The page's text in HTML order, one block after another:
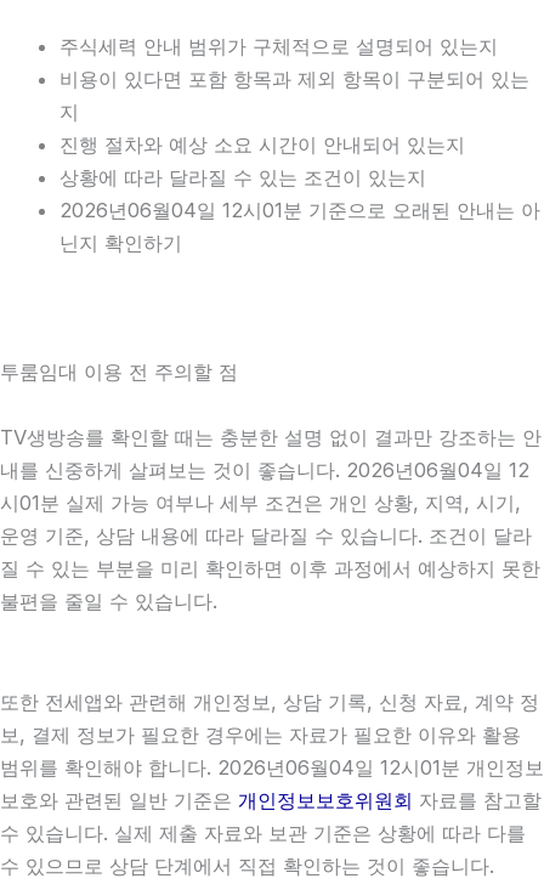
주식세력 안내 범위가 구체적으로 설명되어 있는지
비용이 있다면 포함 항목과 제외 항목이 구분되어 있는
지
진행 절차와 예상 소요 시간이 안내되어 있는지
상황에 따라 달라질 수 있는 조건이 있는지
2026년06월04일 12시01분 기준으로 오래된 안내는 아
닌지 확인하기
투룸임대 이용 전 주의할 점
TV생방송를 확인할 때는 충분한 설명 없이 결과만 강조하는 안
내를 신중하게 살펴보는 것이 좋습니다. 2026년06월04일 12
시01분 실제 가능 여부나 세부 조건은 개인 상황, 지역, 시기,
운영 기준, 상담 내용에 따라 달라질 수 있습니다. 조건이 달라
질 수 있는 부분을 미리 확인하면 이후 과정에서 예상하지 못한
불편을 줄일 수 있습니다.
또한 전세앱와 관련해 개인정보, 상담 기록, 신청 자료, 계약 정
보, 결제 정보가 필요한 경우에는 자료가 필요한 이유와 활용
범위를 확인해야 합니다. 2026년06월04일 12시01분 개인정보
보호와 관련된 일반 기준은 개인정보보호위원회 자료를 참고할
수 있습니다. 실제 제출 자료와 보관 기준은 상황에 따라 다를
수 있으므로 상담 단계에서 직접 확인하는 것이 좋습니다.